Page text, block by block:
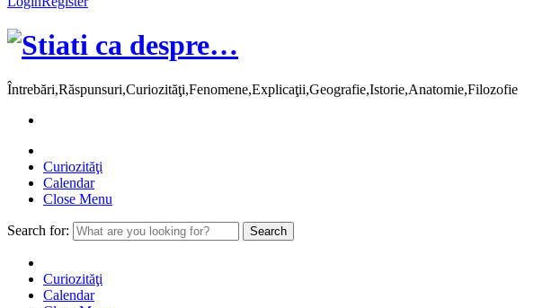
Întrebări,Răspunsuri,Curiozităţi,Fenomene,Explicaţii,Geografie,Istorie,Anatomie,Filozofie
Curiozităţi
Calendar
Close Menu
Search for:
Curiozităţi
Calendar